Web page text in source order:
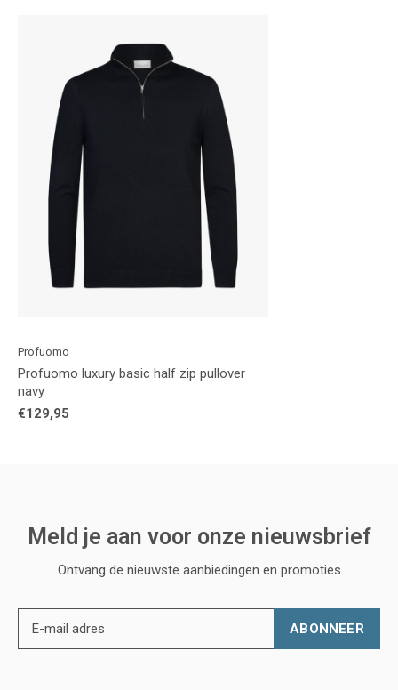
Profuomo
Profuomo luxury basic half zip pullover
navy
€129,95
Meld je aan voor onze nieuwsbrief
Ontvang de nieuwste aanbiedingen en promoties
ABONNEER